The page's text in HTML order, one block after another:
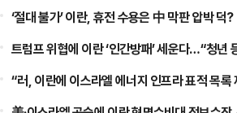
‘절대 불가’ 이란, 휴전 수용은 中 막판 압박 덕?
트럼프 위협에 이란 ‘인간방패’ 세운다…“청년
“러, 이란에 이스라엘 에너지 인프라 표적 목록